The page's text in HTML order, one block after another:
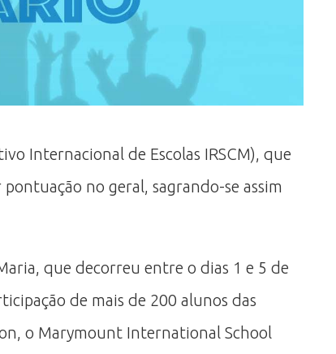
Internacional de Escolas IRSCM), que
no geral, sagrando-se assim
que decorreu entre o dias 1 e 5 de
de mais de 200 alunos das
o Marymount International School